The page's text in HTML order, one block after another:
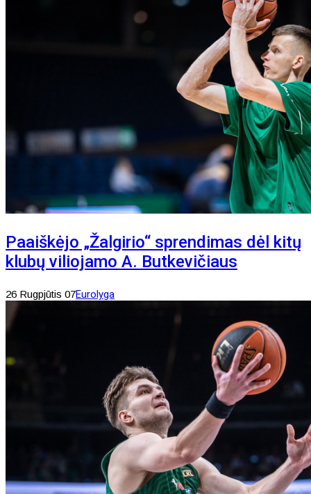
Paaiškėjo „Žalgirio“ sprendimas dėl kitų
klubų viliojamo A. Butkevičiaus
26 Rugpjūtis 07Eurolyga